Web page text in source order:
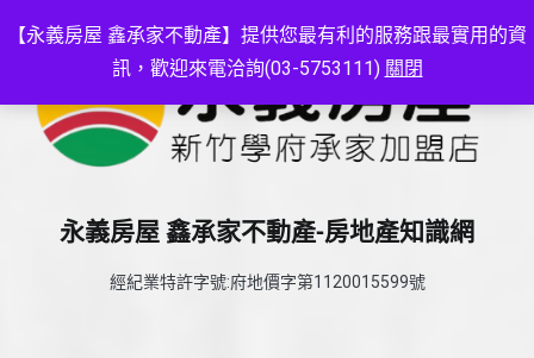
【永義房屋 鑫承家不動產】提供您最有利的服務跟最實用的資
訊，歡迎來電洽詢(03-5753111) 關閉
永義房屋 鑫承家不動產-房地產知識網
經紀業特許字號:府地價字第1120015599號